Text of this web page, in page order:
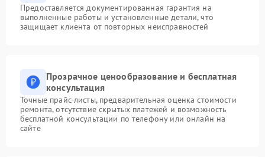
Предоставляется документированная гарантия на
выполненные работы и установленные детали, что
защищает клиента от повторных неисправностей
Прозрачное ценообразование и бесплатная
консультация
Точные прайс-листы, предварительная оценка стоимости
ремонта, отсутствие скрытых платежей и возможность
бесплатной консультации по телефону или онлайн на
сайте